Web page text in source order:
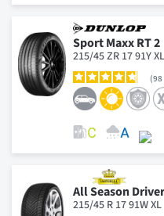
Sport Maxx RT 2
215/45 ZR 17 91Y XL
98
All Season Driver
215/45 R 17 91W XL